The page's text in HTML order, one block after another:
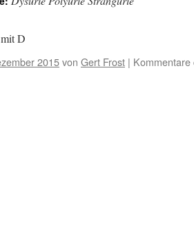
D
2015von Gert Frost | Kommentare